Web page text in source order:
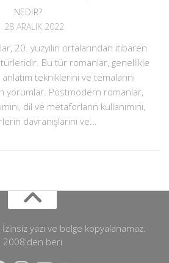
NEDIR?
28 ARALIK 2022
20. yüzyılın ortalarından itibaren
Bu tür romanlar, genellikle
tekniklerini ve temalarını
yorumlar. Postmodern romanlar,
dil ve metaforların kullanımını,
davranışlarını ve...
İzinsiz yazı ve belge kopyalanamaz.
2008'den beri